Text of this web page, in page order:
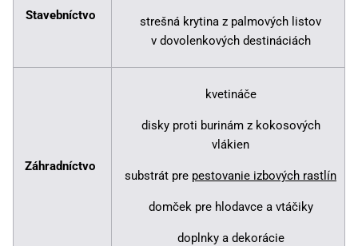
Stavebníctvo
strešná krytina z palmových listov
v dovolenkových destináciách
Záhradníctvo
kvetináče
disky proti burinám z kokosových
vlákien
substrát pre pestovanie izbových rastlín
domček pre hlodavce a vtáčiky
doplnky a dekorácie